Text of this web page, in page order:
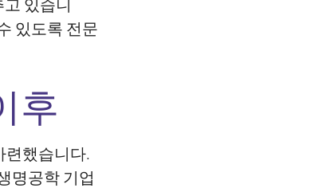
있습니
있도록 전문
후
련했습니다.
명공학 기업